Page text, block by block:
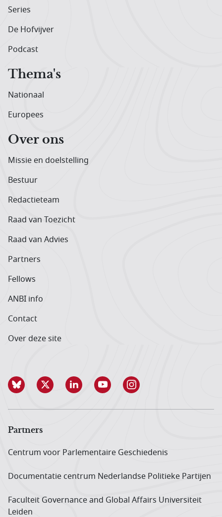
Series
De Hofvijver
Podcast
Thema's
Nationaal
Europees
Over ons
Missie en doelstelling
Bestuur
Redactieteam
Raad van Toezicht
Raad van Advies
Partners
Fellows
ANBI info
Contact
Over deze site
Partners
Centrum voor Parlementaire Geschiedenis
Documentatie centrum Neder­landse Politieke Partijen
Faculteit Governance and Global Affairs Universiteit
Leiden